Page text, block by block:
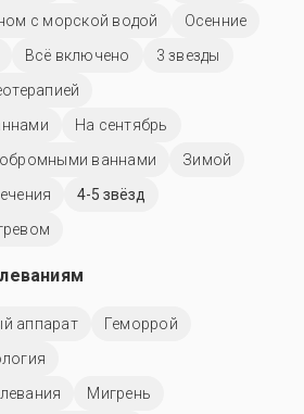
с морской водой
Осенние
Всё включено
3 звезды
На сентябрь
ваннами
Зимой
4-5 звёзд
аппарат
Геморрой
Мигрень